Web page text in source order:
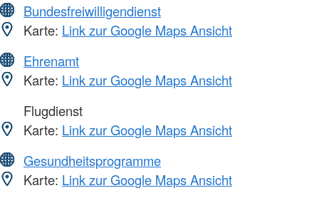
Bundesfreiwilligendienst
Karte: Link zur Google Maps Ansicht
Ehrenamt
Karte: Link zur Google Maps Ansicht
Flugdienst
Karte: Link zur Google Maps Ansicht
Gesundheitsprogramme
Karte: Link zur Google Maps Ansicht